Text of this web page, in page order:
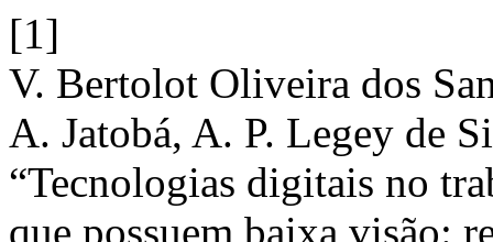
[1]
V. Bertolot Oliveira dos
A. Jatobá, A. P. Legey de
“Tecnologias digitais no
que possuem baixa visão: